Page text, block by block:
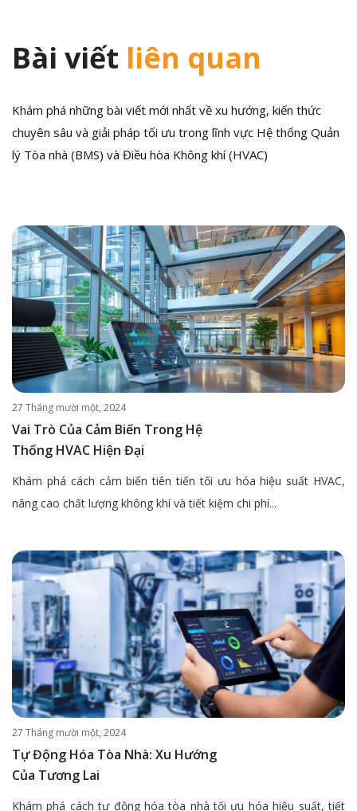
Bài viết liên quan
Khám phá những bài viết mới nhất về xu hướng, kiến thức
chuyên sâu và giải pháp tối ưu trong lĩnh vực Hệ thống Quản
lý Tòa nhà (BMS) và Điều hòa Không khí (HVAC)
27 Tháng mười một, 2024
Vai Trò Của Cảm Biến Trong Hệ
Thống HVAC Hiện Đại
Khám phá cách cảm biến tiên tiến tối ưu hóa hiệu suất HVAC,
nâng cao chất lượng không khí và tiết kiệm chi phí...
27 Tháng mười một, 2024
Tự Động Hóa Tòa Nhà: Xu Hướng
Của Tương Lai
Khám phá cách tự động hóa tòa nhà tối ưu hóa hiệu suất, tiết